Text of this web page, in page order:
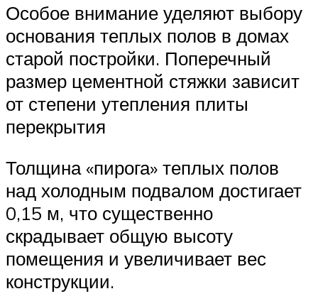
Особое внимание уделяют выбору
основания теплых полов в домах
старой постройки. Поперечный
размер цементной стяжки зависит
от степени утепления плиты
перекрытия
Толщина «пирога» теплых полов
над холодным подвалом достигает
0,15 м, что существенно
скрадывает общую высоту
помещения и увеличивает вес
конструкции.